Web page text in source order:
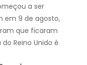
a ser
em 9 de agosto,
que ficaram
Reino Unido é